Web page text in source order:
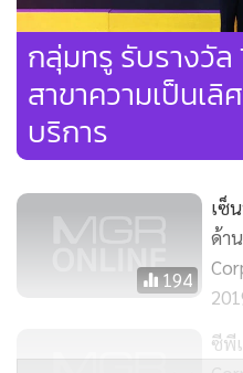
กลุ่มทรู รับรางวั
สาขาความเป็นเลิ
บริการ
194
เซ็
ด้า
ซีพี